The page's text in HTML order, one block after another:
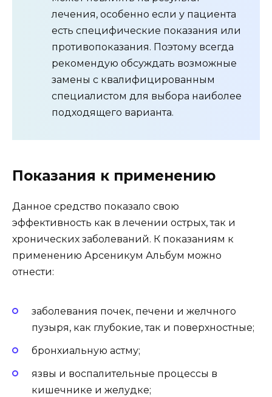
лечения, особенно если у пациента
есть специфические показания или
противопоказания. Поэтому всегда
рекомендую обсуждать возможные
замены с квалифицированным
специалистом для выбора наиболее
подходящего варианта.
Показания к применению
Данное средство показало свою
эффективность как в лечении острых, так и
хронических заболеваний. К показаниям к
применению Арсеникум Альбум можно
отнести:
заболевания почек, печени и желчного
пузыря, как глубокие, так и поверхностные;
бронхиальную астму;
язвы и воспалительные процессы в
кишечнике и желудке;